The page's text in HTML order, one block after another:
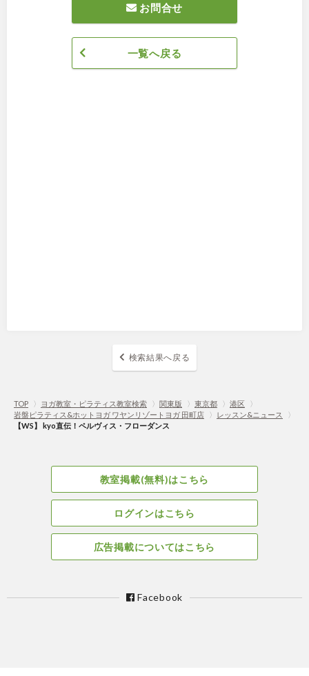
お問合せ
一覧へ戻る
検索結果へ戻る
TOP 〉 ヨガ教室・ピラティス教室検索 〉 関東版 〉 東京都 〉 港区
〉
岩盤ピラティス&ホットヨガ ワヤンリゾートヨガ 田町店
〉 レッスン&ニュース
〉
【WS】 kyo直伝！ペルヴィス・フローダンス
教室掲載(無料)はこちら
ログインはこちら
広告掲載についてはこちら
Facebook